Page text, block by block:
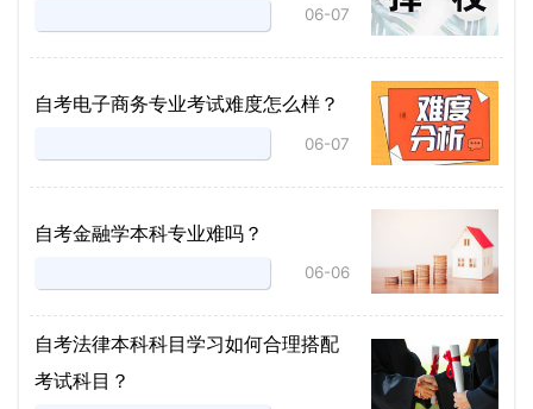
06-07
自考电子商务专业考试难度怎么样？
06-07
自考金融学本科专业难吗？
06-06
自考法律本科科目学习如何合理搭配
考试科目？